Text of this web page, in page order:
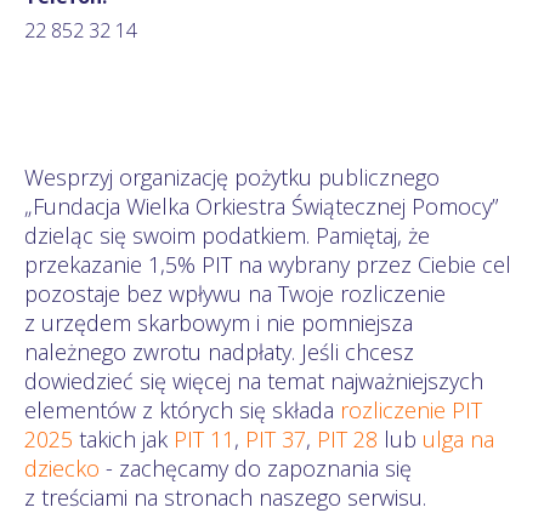
22 852 32 14
Wesprzyj organizację pożytku publicznego
„Fundacja Wielka Orkiestra Świątecznej Pomocy”
dzieląc się swoim podatkiem. Pamiętaj, że
przekazanie 1,5% PIT na wybrany przez Ciebie cel
pozostaje bez wpływu na Twoje rozliczenie
z urzędem skarbowym i nie pomniejsza
należnego zwrotu nadpłaty. Jeśli chcesz
dowiedzieć się więcej na temat najważniejszych
elementów z których się składa rozliczenie PIT
2025 takich jak PIT 11 , PIT 37, PIT 28 lub ulga na
dziecko - zachęcamy do zapoznania się
z treściami na stronach naszego serwisu.